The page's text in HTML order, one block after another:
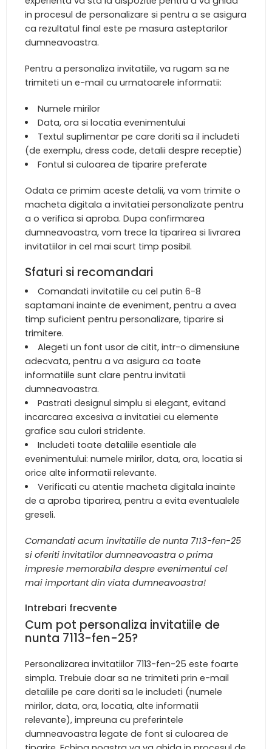
in procesul de personalizare si pentru a se asigura
ca rezultatul final este pe masura asteptarilor
dumneavoastra.
Pentru a personaliza invitatiile, va rugam sa ne
trimiteti un e-mail cu urmatoarele informatii:
Numele mirilor
Data, ora si locatia evenimentului
Textul suplimentar pe care doriti sa il includeti
(de exemplu, dress code, detalii despre receptie)
Fontul si culoarea de tiparire preferate
Odata ce primim aceste detalii, va vom trimite o
macheta digitala a invitatiei personalizate pentru
a o verifica si aproba. Dupa confirmarea
dumneavoastra, vom trece la tiparirea si livrarea
invitatiilor in cel mai scurt timp posibil.
Sfaturi si recomandari
Comandati invitatiile cu cel putin 6-8
saptamani inainte de eveniment, pentru a avea
timp suficient pentru personalizare, tiparire si
trimitere.
Alegeti un font usor de citit, intr-o dimensiune
adecvata, pentru a va asigura ca toate
informatiile sunt clare pentru invitatii
dumneavoastra.
Pastrati designul simplu si elegant, evitand
incarcarea excesiva a invitatiei cu elemente
grafice sau culori stridente.
Includeti toate detaliile esentiale ale
evenimentului: numele mirilor, data, ora, locatia si
orice alte informatii relevante.
Verificati cu atentie macheta digitala inainte
de a aproba tiparirea, pentru a evita eventualele
greseli.
Comandati acum invitatiile de nunta 7113-fen-25
si oferiti invitatilor dumneavoastra o prima
impresie memorabila despre evenimentul cel
mai important din viata dumneavoastra!
Intrebari frecvente
Cum pot personaliza invitatiile de
nunta 7113-fen-25?
Personalizarea invitatiilor 7113-fen-25 este foarte
simpla. Trebuie doar sa ne trimiteti prin e-mail
detaliile pe care doriti sa le includeti (numele
mirilor, data, ora, locatia, alte informatii
relevante), impreuna cu preferintele
dumneavoastra legate de font si culoarea de